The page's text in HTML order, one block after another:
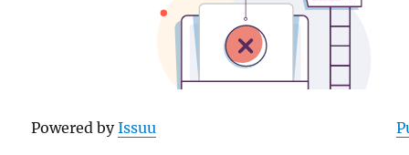
Powered byIssuu